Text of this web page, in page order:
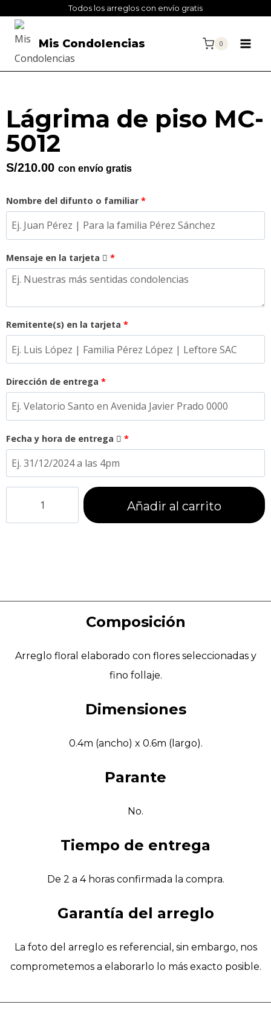
Todos los arreglos con envío gratis
Mis Condolencias 0
Lágrima de piso MC-
5012
S/210.00 con envío gratis
Nombre del difunto o familiar *
Mensaje en la tarjeta *
Remitente(s) en la tarjeta *
Dirección de entrega *
Fecha y hora de entrega *
Añadir al carrito
Composición
Arreglo floral elaborado con flores seleccionadas y
fino follaje.
Dimensiones
0.4m (ancho) x 0.6m (largo).
Parante
No.
Tiempo de entrega
De 2 a 4 horas confirmada la compra.
Garantía del arreglo
La foto del arreglo es referencial, sin embargo, nos
comprometemos a elaborarlo lo más exacto posible.